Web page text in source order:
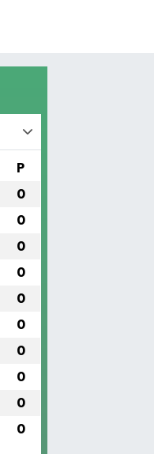
P
0
0
0
0
0
0
0
0
0
0